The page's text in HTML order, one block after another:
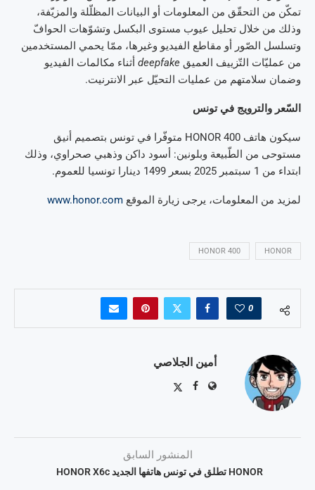
تمكّن من التحقّق من المعلومات أو البيانات المظلّلة والمزيّفة،
وذلك من خلال تحليل عيوب مستوى البكسل وتشوّهات الحوافّ
وتسلسل الصّور أو مقاطع الفيديو وغيرها، ممّا يحمي المستخدمين
من عمليّات التّزييف العميق deepfake أثناء مكالمات الفيديو
وضمان سلامتهم من عمليات التحيّل عبر الانترنيت.
السّعر والترويج في تونس
سيكون هاتف HONOR 400 متوفّرا في تونس بتصميم أنيق
مستوحى من الطّبيعة وبلونين: أسود داكن وذهبي صحراوي، وذلك
ابتداء من 1 سبتمبر 2025 بسعر 1499 دينارا تونسيا للعموم.
لمزيد من المعلومات، يرجى زيارة الموقع www.honor.com
HONOR
HONOR 400
0
أمين الجلاصي
المنشور السابق
HONOR تطلق في تونس هاتفها الجديد HONOR X6c